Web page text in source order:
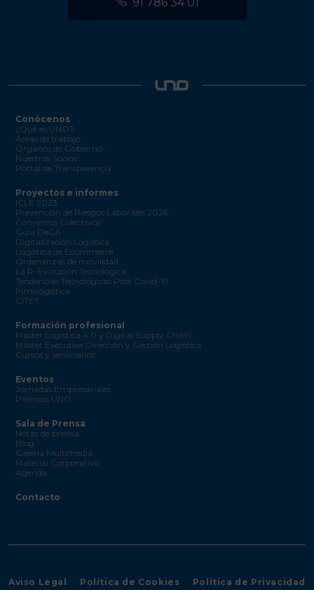
Conócenos
¿Qué es UNO?
Áreas de trabajo
Órganos de Gobierno
Nuestros Socios
Portal de Transparencia
Proyectos e informes
ICLE 2023
Prevención de Riesgos Laborales 2026
Convenios Colectivos
Guía DeCA
Digitalización Logística
Logística de Ecommerce
Ordenanzas de movilidad
La R-Evolución Tecnológica
Tendencias Tecnológicas Post Covid-19
Inmologística
CITET
Formación profesional
Máster Logística 4.0 y Digital Supply Chain
Máster Executive Dirección y Gestión Logística
Cursos y seminarios
Eventos
Jornadas Empresariales
Premios UNO
Sala de Prensa
Notas de prensa
Blog
Galería Multimedia
Material Corporativo
Agenda
Contacto
Aviso Legal Política de Cookies Política de Privacidad